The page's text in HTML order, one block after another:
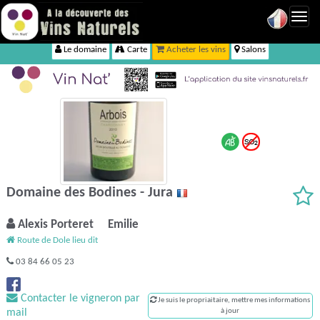
Le domaine Carte Acheter les vins Salons
Domaine des Bodines - Jura
Alexis Porteret Emilie
Route de Dole lieu dit
03 84 66 05 23
Contacter le vigneron par
mail
Je suis le propriaitaire, mettre mes informations
à jour